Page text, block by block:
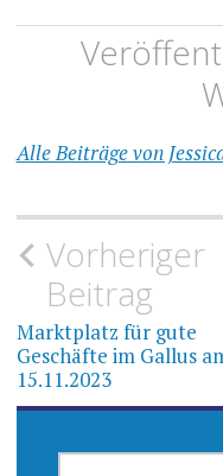
Alle Beiträge von
Vorheriger
Beitrag
Marktplatz für gute
Geschäfte im Gallus
15.11.2023